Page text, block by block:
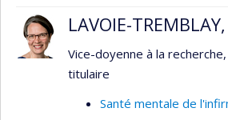
Éducation: étude des
d'apprentissage des
infirmières dans les
formation (APP,
LAVOIE-
Vice-doyenne à la
titulaire
Santé mentale de